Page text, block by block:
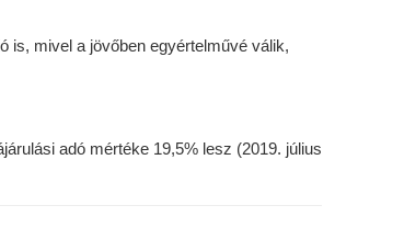
is, mivel a jövőben egyértelművé válik,
adó mértéke 19,5% lesz (2019. július